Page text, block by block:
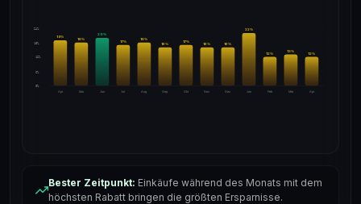
24%
18%
12%
6%
0%
Apr
19%
Mai
18%
Jun
20%
Jul
17%
Aug
18%
Sep
16%
Okt
17%
Nov
16%
Dez
16%
Jan
22%
Feb
12%
Mär
13%
Apr
12%
Bester Zeitpunkt: Einkäufe während des Monats mit dem
höchsten Rabatt bringen die größten Ersparnisse.